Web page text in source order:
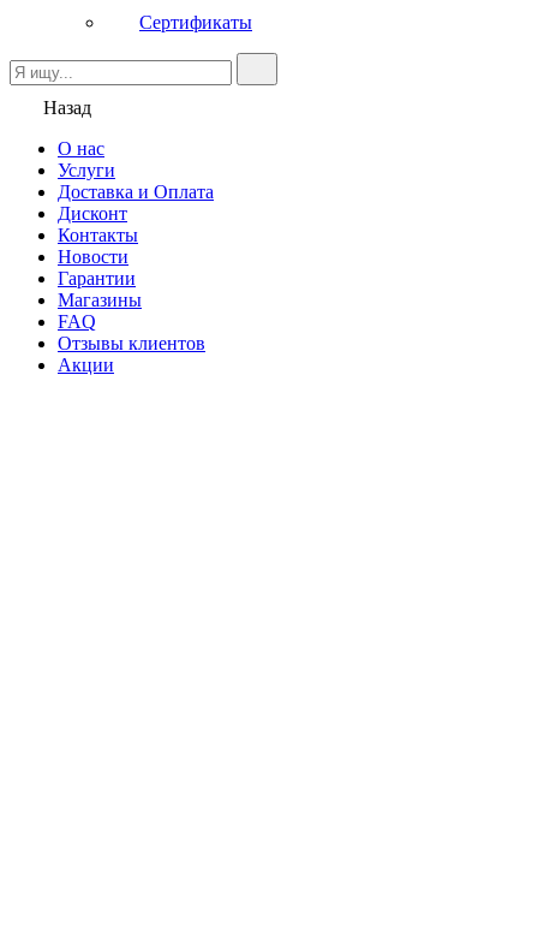
Сертификаты
Назад
О нас
Услуги
Доставка и Оплата
Дисконт
Контакты
Новости
Гарантии
Магазины
FAQ
Отзывы клиентов
Акции